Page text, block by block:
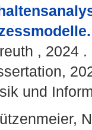
, 2024
und